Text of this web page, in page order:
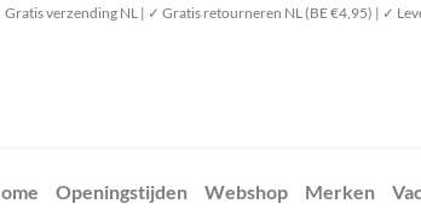
Gratis verzending NL | ✓ Gratis retourneren NL (BE €4,95) | ✓
Openingstijden Webshop Merken